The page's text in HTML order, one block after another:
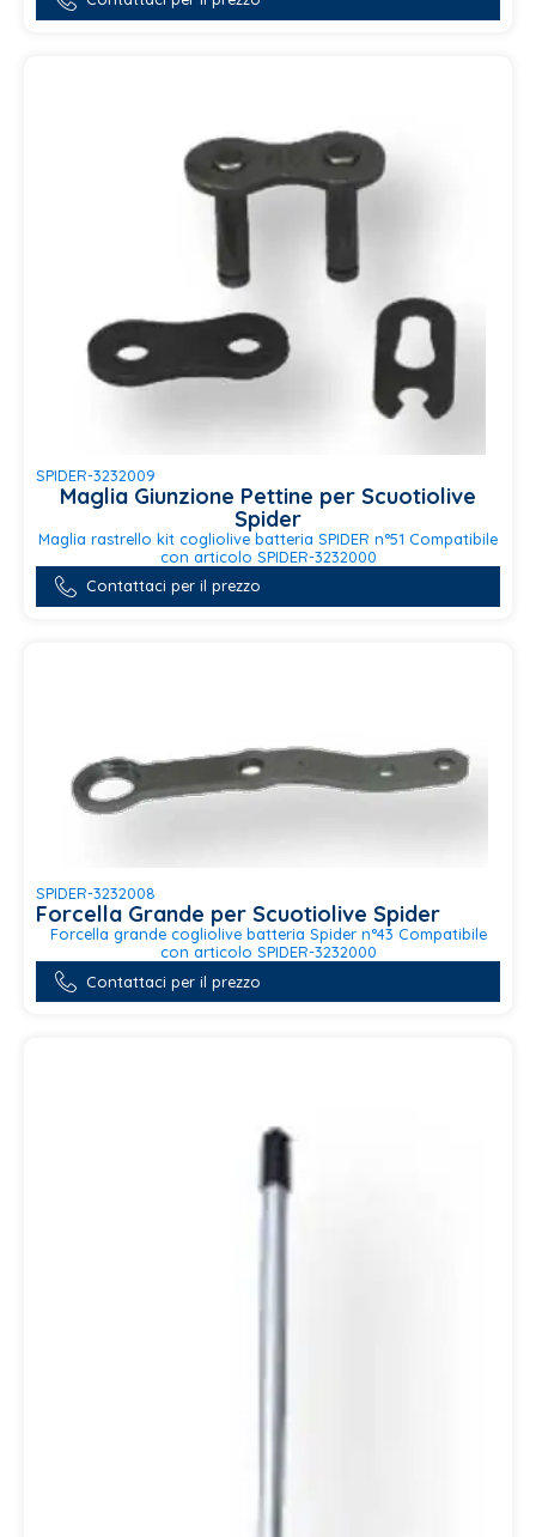
SPIDER-3232009
Maglia Giunzione Pettine per Scuotiolive
Spider
Maglia rastrello kit cogliolive batteria SPIDER n°51 Compatibile
con articolo SPIDER-3232000
Contattaci per il prezzo
SPIDER-3232008
Forcella Grande per Scuotiolive Spider
Forcella grande cogliolive batteria Spider n°43 Compatibile
con articolo SPIDER-3232000
Contattaci per il prezzo